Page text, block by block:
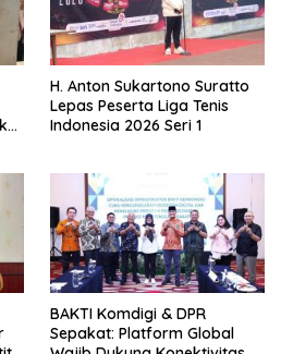
H. Anton Sukartono Suratto
Lepas Peserta Liga Tenis
Indonesia 2026 Seri 1
BAKTI Komdigi & DPR
Sepakat: Platform Global